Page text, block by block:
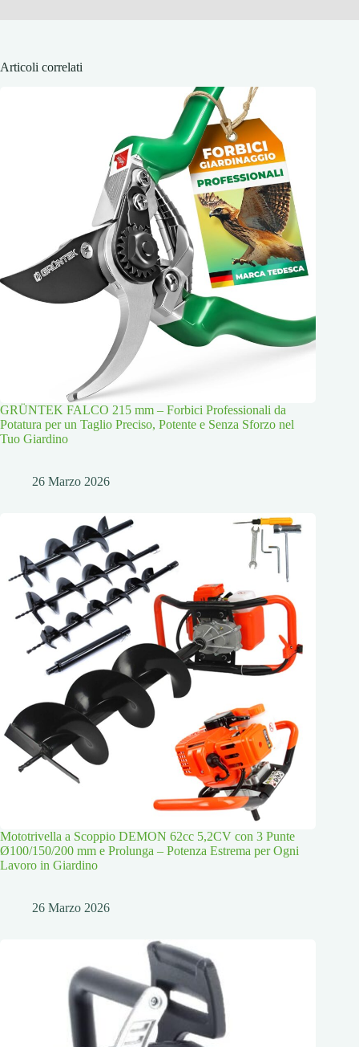
Articoli correlati
GRÜNTEK FALCO 215 mm – Forbici Professionali da
Potatura per un Taglio Preciso, Potente e Senza Sforzo nel
Tuo Giardino
26 Marzo 2026
Mototrivella a Scoppio DEMON 62cc 5,2CV con 3 Punte
Ø100/150/200 mm e Prolunga – Potenza Estrema per Ogni
Lavoro in Giardino
26 Marzo 2026